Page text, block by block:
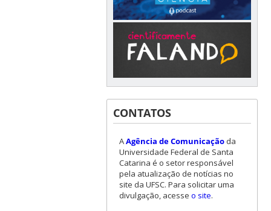
CONTATOS
AAgência de Comunicaçãoda
Universidade Federal de Santa
Catarina é o setor responsável
pela atualização de notícias no
site da UFSC. Para solicitar uma
divulgação, acesse o site.